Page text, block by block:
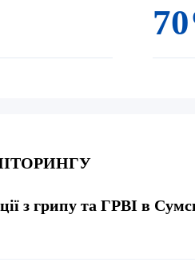
з грипу та ГРВІ в